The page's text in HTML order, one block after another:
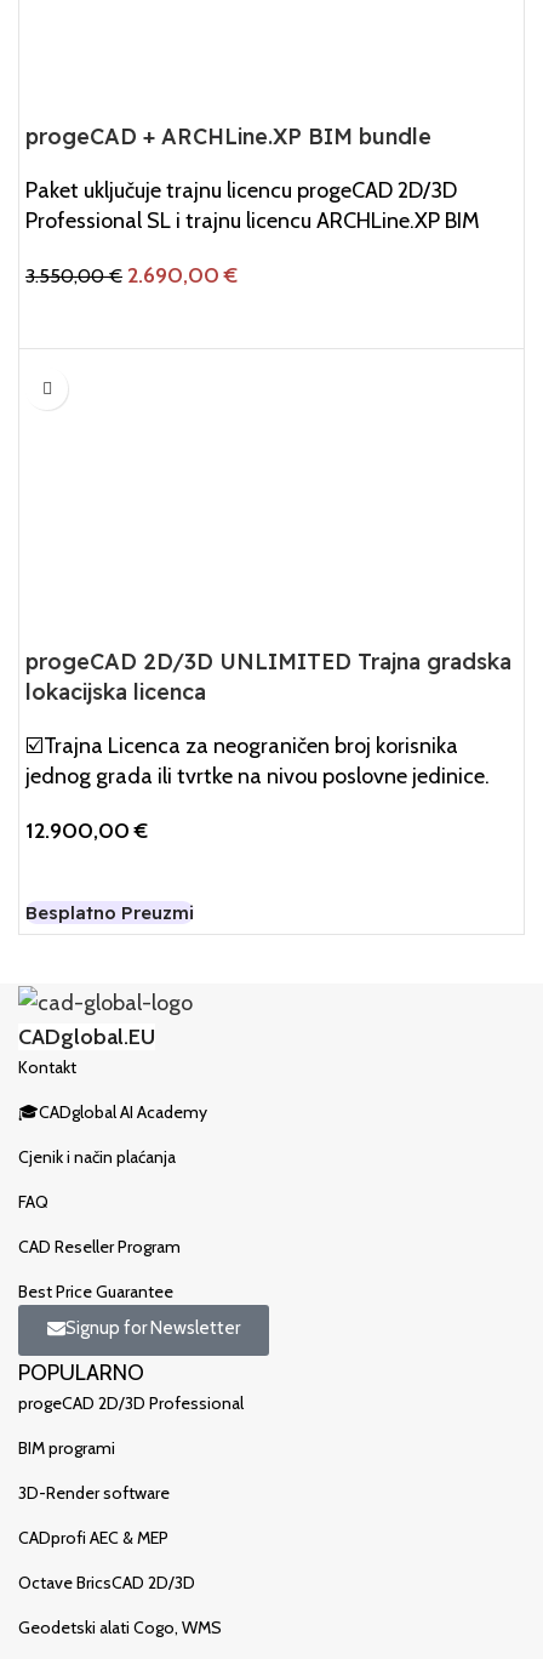
progeCAD + ARCHLine.XP BIM bundle
Paket uključuje trajnu licencu progeCAD 2D/3D
Professional SL i trajnu licencu ARCHLine.XP BIM
3.550,00€ 2.690,00€
progeCAD 2D/3D UNLIMITED Trajna gradska
lokacijska licenca
☑️Trajna Licenca za neograničen broj korisnika
jednog grada ili tvrtke na nivou poslovne jedinice.
12.900,00€
Besplatno Preuzmi
CADglobal.EU
Kontakt
🎓CADglobal AI Academy
Cjenik i način plaćanja
FAQ
CAD Reseller Program
Best Price Guarantee
Signup for Newsletter
POPULARNO
progeCAD 2D/3D Professional
BIM programi
3D-Render software
CADprofi AEC & MEP
Octave BricsCAD 2D/3D
Geodetski alati Cogo, WMS